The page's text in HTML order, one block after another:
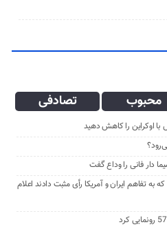
محبوب تصادفی
اوکراین را کاهش دهید
دار فانی را وداع گفت
که به تفاهم ایران و آمریکا رأی مثبت دادند اعلام